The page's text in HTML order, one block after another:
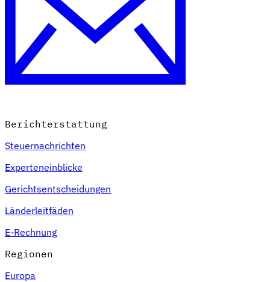
Berichterstattung
Steuernachrichten
Experteneinblicke
Gerichtsentscheidungen
Länderleitfäden
E-Rechnung
Regionen
Europa